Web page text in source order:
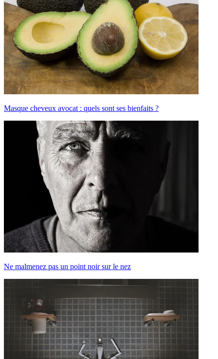
Masque cheveux avocat : quels sont ses bienfaits ?
Ne malmenez pas un point noir sur le nez